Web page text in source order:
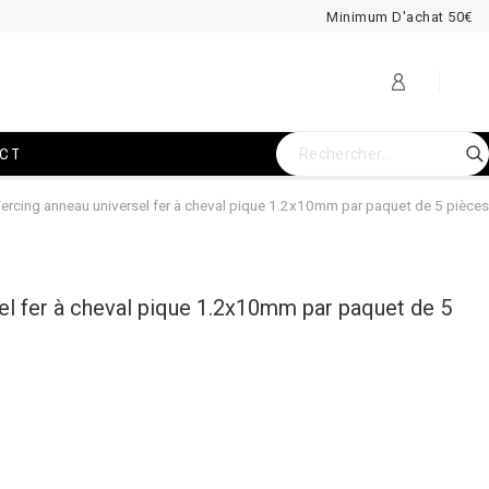
Minimum D'achat 50€
anneau universel fer à cheval pique 1.2x10mm par paquet de 5 pièces
fer à cheval pique 1.2x10mm par paquet de 5